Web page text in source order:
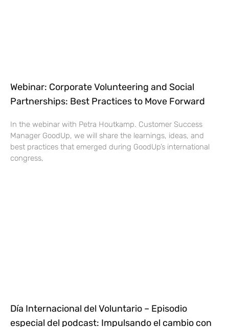
Webinar: Corporate Volunteering and Social
Partnerships: Best Practices to Move Forward
In the webinar with Petra Houtkamp. Customer Success
Manager GoodUp, we will share the learnings, ideas, and
best practices that emerged during GoodUp’s international
congress,
Día Internacional del Voluntario – Episodio
especial del podcast: Impulsando el cambio con